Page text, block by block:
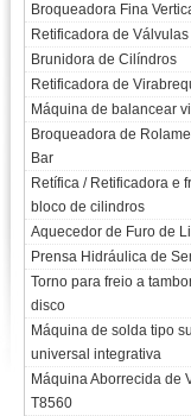
Broqueadora Fina
Retificadora de Válvulas
Brunidora de Cilíndros
Retificadora de
Máquina de balancear
Broqueadora de
Bar
Retífica / Retificadora e
bloco de cilindros
Aquecedor de Furo de
Prensa Hidráulica de
Torno para freio a
disco
Máquina de solda tipo
universal integrativa
Máquina Aborrecida de
T8560